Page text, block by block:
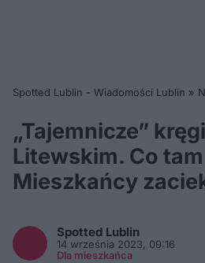
Spotted Lublin - Wiadomości Lublin »
„Tajemnicze”
Litewskim. Co tam
Mieszkańcy
Spotted Lublin
14 września 2023, 09:16
Dla mieszkańca